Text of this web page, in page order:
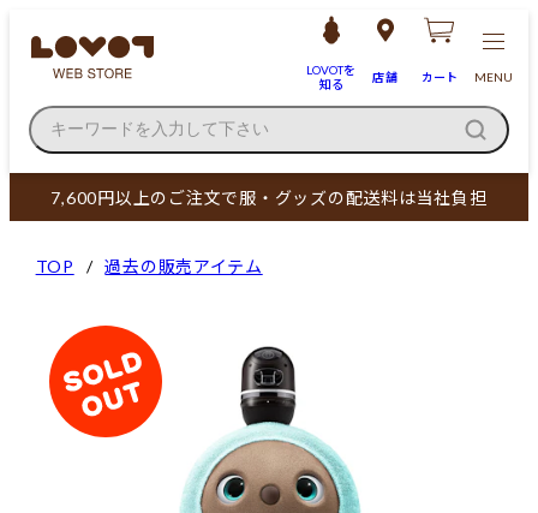
LOVOTを
知る
店舗 カート MENU
キーワードを入力して下さい
7,600円以上のご注文で服・グッズの配送料は当社負担
TOP 過去の販売アイテム